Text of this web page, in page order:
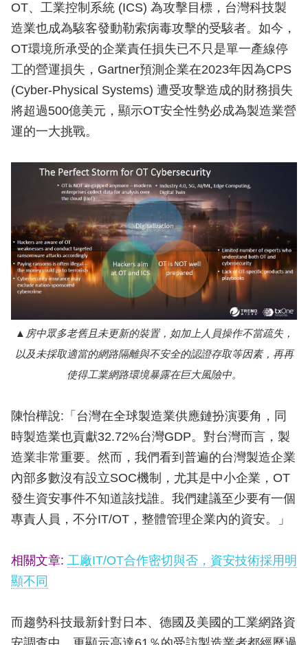
OT、工業控制系統 (ICS) 為攻擊目標，台灣科技製
造業也成為駭客發動勒索病毒攻擊的受駭者。如今，
OT環境所承受的企業責任損失已不只是單一產線停
工的營運損失，Gartner預測企業在2023年因為CPS
(Cyber-Physical Systems) 遭受攻擊造成的財務損失
將超過500億美元，顯示OT安全性勢必成為製造業營
運的一大挑戰。
房中眾多老舊且未更新的裝置，如加上人員操作不當疏失，
以及未採取適當的網路隔離與不安全的認證存取等因素，再再
使得工業網路環境暴露在巨大風險中。
陳怡樺說:「台灣在全球製造業供應鏈扮演要角，同
時製造業也貢獻32.72%台灣GDP。對台灣而言，製
造業非常重要。然而，我們看到普遍的台灣製造企業
內部多數沒有設立SOC機制，尤其是中小企業，OT
發生資安事件不知道該找誰。我們建議至少要有一個
專責人員，不分IT/OT，整體管理企業內的資安。」
相關文章: 工廠IT/OT合作密切與否，資安技術採用明
顯不同
而趨勢科技最新針對日本、德國及美國的工業網路資